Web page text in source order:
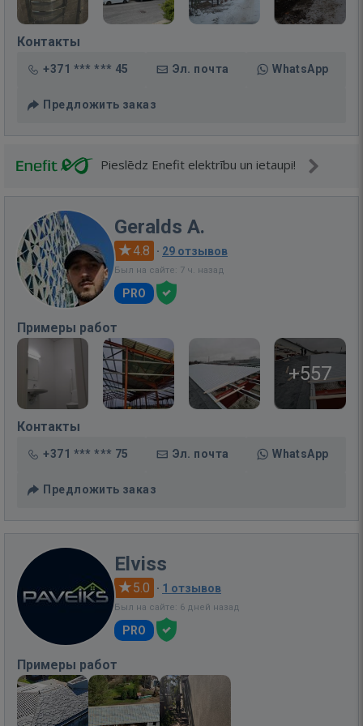
Контакты
+371 *** *** 45 Эл. почта WhatsApp
Предложить заказ
Pieslēdz Enefit elektrību un ietaupi!
Geralds A.
4.8 · 29 отзывов
Был на сайте: 7 ч. назад
PRO
Примеры работ
+557
Контакты
+371 *** *** 75 Эл. почта WhatsApp
Предложить заказ
Elviss
5.0 · 1 отзывов
Был на сайте: 6 дней назад
PRO
Примеры работ